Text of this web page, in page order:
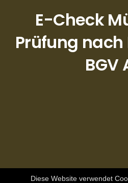
E-Check
Prüfung nach
BGV
Diese Website verwendet